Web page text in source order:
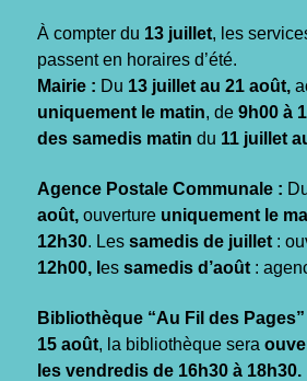
À compter du 13 juillet, les
passent en horaires d’été.
Mairie : Du 13 juillet au 21 août,
uniquement le matin, de 9h00 à
des samedis matin du 11 juillet
Agence Postale Communale :
août, ouverture uniquement le
12h30. Les samedis de juillet :
12h00, l es samedis d’août :
Bibliothèque “Au Fil des Pages”
15 août, la bibliothèque sera
les vendredis de 16h30 à 18h30.